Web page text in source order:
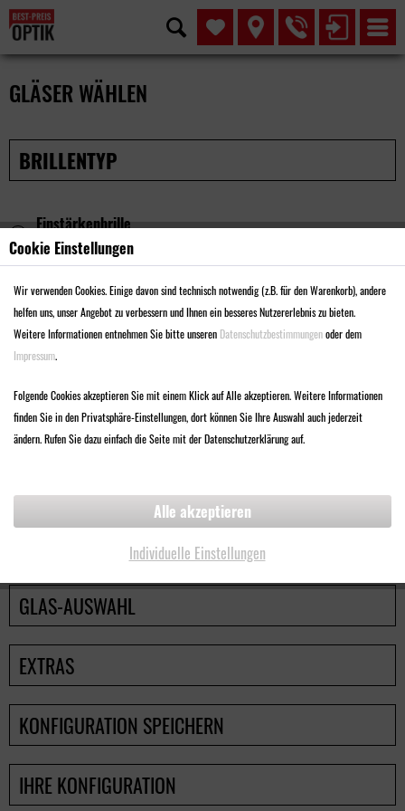
GLÄSER WÄHLEN
BRILLENTYP
Einstärkenbrille
Korrigiert Kurz- oder Weitsichtigkeit
Gleitsichtbrille
Zur gleichzeitigen Fern- und Nahkorrektur
Nahkomfortbrille
Unterstützt das Sehen im Nahbereich von 40cm bis 4m.
Ideal für Zuhause und am Arbeitsplatz.
GLAS-AUSWAHL
EXTRAS
KONFIGURATION SPEICHERN
IHRE KONFIGURATION
Cookie Einstellungen
Wir verwenden Cookies. Einige davon sind technisch notwendig (z.B. für den Warenkorb), andere
helfen uns, unser Angebot zu verbessern und Ihnen ein besseres Nutzererlebnis zu bieten.
Weitere Informationen entnehmen Sie bitte unseren Datenschutzbestimmungenoder dem
Impressum.
Folgende Cookies akzeptieren Sie mit einem Klick auf Alle akzeptieren. Weitere Informationen
finden Sie in den Privatsphäre-Einstellungen, dort können Sie Ihre Auswahl auch jederzeit
ändern. Rufen Sie dazu einfach die Seite mit der Datenschutzerklärung auf.
Individuelle Einstellungen
Alle akzeptieren